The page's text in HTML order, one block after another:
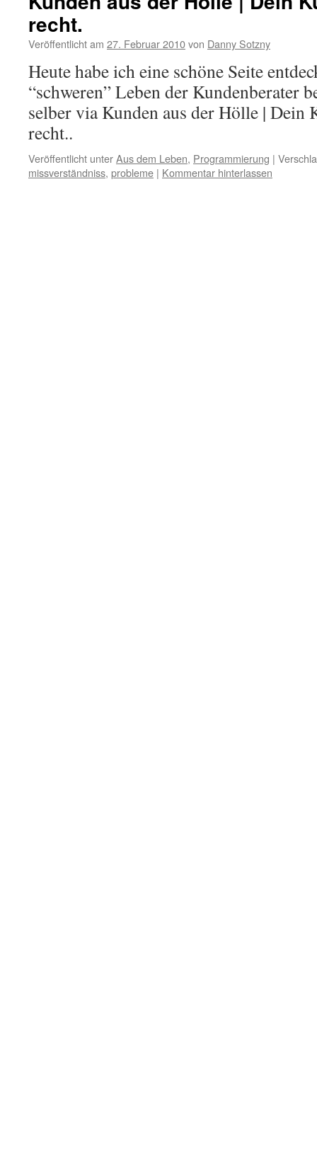
recht.
Veröffentlicht am 27. Februar 2010von Danny Sotzny
Heute habe ich eine schöne Seite
“schweren” Leben der Kundenberater
selber via Kunden aus der Hölle | Dein
recht..
Veröffentlicht unterAus dem Leben, Programmierung |
missverständniss, probleme | Kommentar hinterlassen